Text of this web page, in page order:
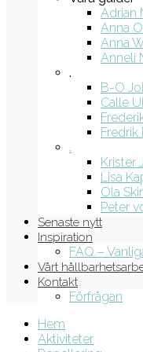
Adrian
Anna
Anna
Anneli
.
B-O
Calle
Fredrik
.
Krister
Lisa
Ola
Peter
Senaste nytt
Inspiration
FAQ –
Vårt
Kontakt
Förfrågan
Hem
Aktiviteter